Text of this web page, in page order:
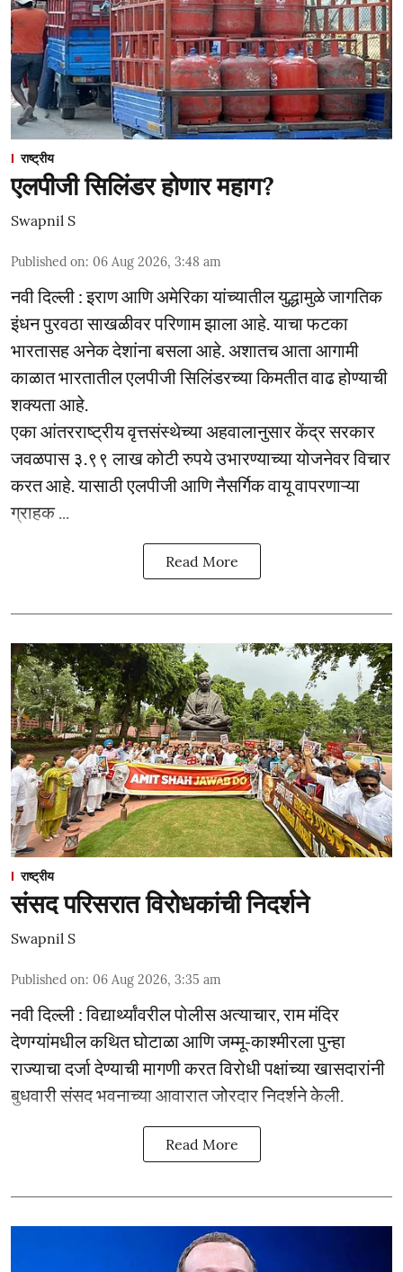
राष्ट्रीय
एलपीजी सिलिंडर होणार महाग?
Swapnil S
Published on: 06 Aug 2026, 3:48 am
नवी दिल्ली : इराण आणि अमेरिका यांच्यातील युद्धामुळे जागतिक
इंधन पुरवठा साखळीवर परिणाम झाला आहे. याचा फटका
भारतासह अनेक देशांना बसला आहे. अशातच आता आगामी
काळात भारतातील एलपीजी सिलिंडरच्या किमतीत वाढ होण्याची
शक्यता आहे.
एका आंतरराष्ट्रीय वृत्तसंस्थेच्या अहवालानुसार केंद्र सरकार
जवळपास ३.९९ लाख कोटी रुपये उभारण्याच्या योजनेवर विचार
करत आहे. यासाठी एलपीजी आणि नैसर्गिक वायू वापरणाऱ्या
ग्राहक ...
Read More
राष्ट्रीय
संसद परिसरात विरोधकांची निदर्शने
Swapnil S
Published on: 06 Aug 2026, 3:35 am
नवी दिल्ली : विद्यार्थ्यांवरील पोलीस अत्याचार, राम मंदिर
देणग्यांमधील कथित घोटाळा आणि जम्मू-काश्मीरला पुन्हा
राज्याचा दर्जा देण्याची मागणी करत विरोधी पक्षांच्या खासदारांनी
बुधवारी संसद भवनाच्या आवारात जोरदार निदर्शने केली.
Read More